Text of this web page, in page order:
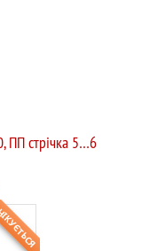
ПП стрічка 5…6